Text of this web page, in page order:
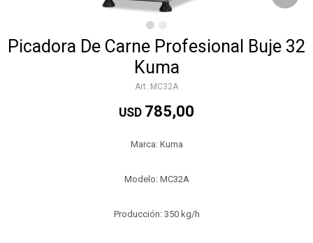
Picadora De Carne Profesional Buje 32
Kuma
MC32A
USD 785,00
Marca: Kuma
Modelo: MC32A
Producción: 350 kg/h